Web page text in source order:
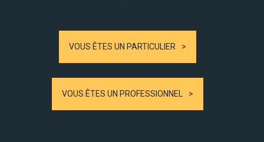
VOUS ÊTES UN PARTICULIER
VOUS ÊTES UN PROFESSIONNEL